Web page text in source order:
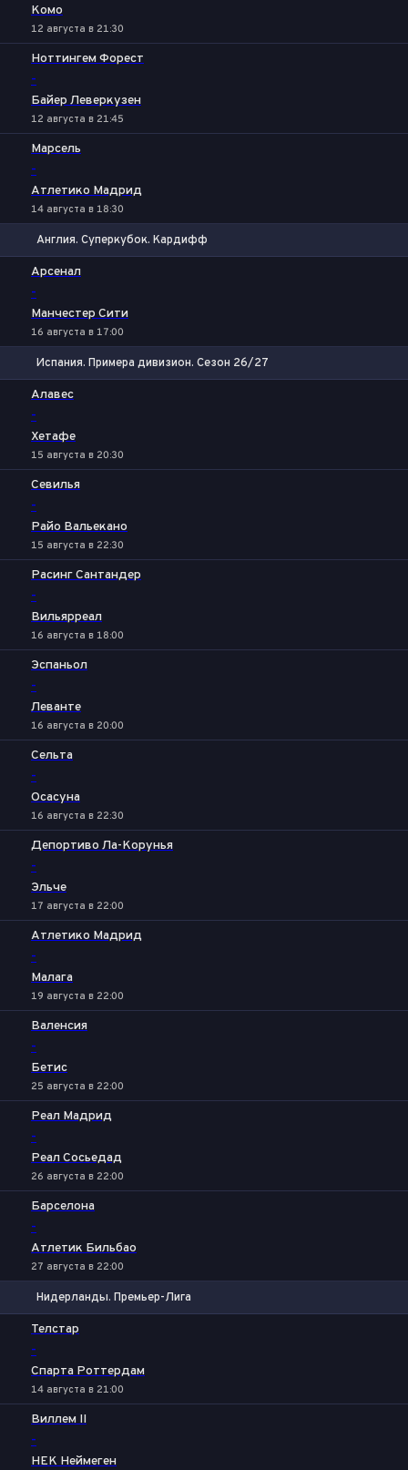
Комо
12 августа в 21:30
Ноттингем Форест
-
Байер Леверкузен
12 августа в 21:45
Марсель
-
Атлетико Мадрид
14 августа в 18:30
Англия. Суперкубок. Кардифф
Арсенал
-
Манчестер Сити
16 августа в 17:00
Испания. Примера дивизион. Сезон 26/27
Алавес
-
Хетафе
15 августа в 20:30
Севилья
-
Райо Вальекано
15 августа в 22:30
Расинг Сантандер
-
Вильярреал
16 августа в 18:00
Эспаньол
-
Леванте
16 августа в 20:00
Сельта
-
Осасуна
16 августа в 22:30
Депортиво Ла-Корунья
-
Эльче
17 августа в 22:00
Атлетико Мадрид
-
Малага
19 августа в 22:00
Валенсия
-
Бетис
25 августа в 22:00
Реал Мадрид
-
Реал Сосьедад
26 августа в 22:00
Барселона
-
Атлетик Бильбао
27 августа в 22:00
Нидерланды. Премьер-Лига
Телстар
-
Спарта Роттердам
14 августа в 21:00
Виллем II
-
НЕК Неймеген